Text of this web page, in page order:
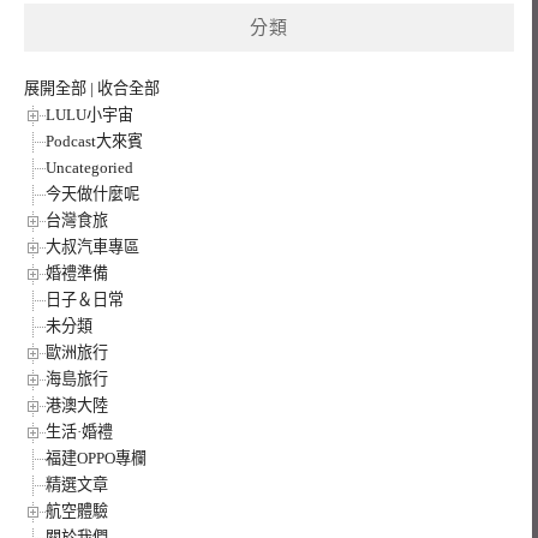
分類
展開全部 | 收合全部
LULU小宇宙
Podcast大來賓
Uncategoried
今天做什麼呢
台灣食旅
大叔汽車專區
婚禮準備
日子＆日常
未分類
歐洲旅行
海島旅行
港澳大陸
生活·婚禮
福建OPPO專欄
精選文章
航空體驗